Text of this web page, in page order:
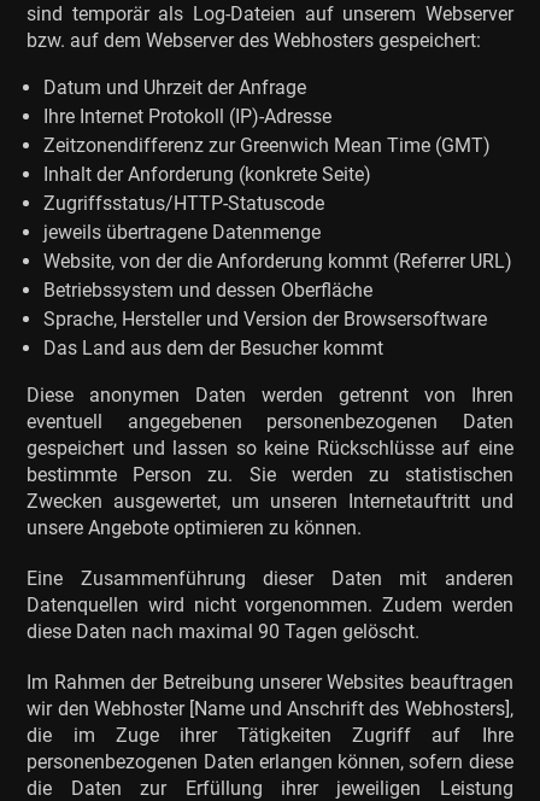
sind temporär als Log-Dateien auf unserem Webserver
bzw. auf dem Webserver des Webhosters gespeichert:
Datum und Uhrzeit der Anfrage
Ihre Internet Protokoll (IP)-Adresse
Zeitzonendifferenz zur Greenwich Mean Time (GMT)
Inhalt der Anforderung (konkrete Seite)
Zugriffsstatus/HTTP-Statuscode
jeweils übertragene Datenmenge
Website, von der die Anforderung kommt (Referrer URL)
Betriebssystem und dessen Oberfläche
Sprache, Hersteller und Version der Browsersoftware
Das Land aus dem der Besucher kommt
Diese anonymen Daten werden getrennt von Ihren
eventuell angegebenen personenbezogenen Daten
gespeichert und lassen so keine Rückschlüsse auf eine
bestimmte Person zu. Sie werden zu statistischen
Zwecken ausgewertet, um unseren Internetauftritt und
unsere Angebote optimieren zu können.
Eine Zusammenführung dieser Daten mit anderen
Datenquellen wird nicht vorgenommen. Zudem werden
diese Daten nach maximal 90 Tagen gelöscht.
Im Rahmen der Betreibung unserer Websites beauftragen
wir den Webhoster [Name und Anschrift des Webhosters],
die im Zuge ihrer Tätigkeiten Zugriff auf Ihre
personenbezogenen Daten erlangen können, sofern diese
die Daten zur Erfüllung ihrer jeweiligen Leistung